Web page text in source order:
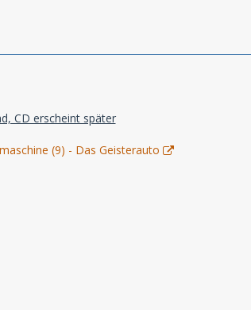
CD erscheint später
(9) - Das Geisterauto